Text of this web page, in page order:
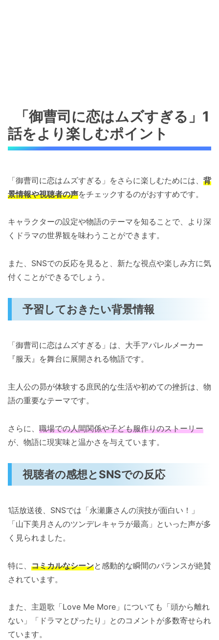
「御曹司に恋はムズすぎる」1
話をより楽しむポイント
「御曹司に恋はムズすぎる」をさらに楽しむためには、 背
景情報や視聴者の声をチェックするのがおすすめです。
キャラクターの設定や物語のテーマを知ることで、より深
くドラマの世界観を味わうことができます。
また、SNSでの反応を見ると、新たな視点や楽しみ方に気
付くことができるでしょう。
予習しておきたい背景情報
「御曹司に恋はムズすぎる」は、大手アパレルメーカー
『服天』を舞台に展開される物語です。
主人公の昴が体験する庶民的な生活や初めての挫折は、物
語の重要なテーマです。
さらに、 職場での人間関係や子ども服作りのストーリー
が、物語に現実味と温かさを与えています。
視聴者の感想とSNSでの反応
1話放送後、SNSでは「永瀬廉さんの演技が面白い！」
「山下美月さんのツンデレキャラが最高」といった声が多
く見られました。
特に、 コミカルなシーンと感動的な瞬間のバランスが絶賛
されています。
また、主題歌「Love Me More」についても「頭から離れ
ない」「ドラマとぴったり」とのコメントが多数寄せられ
ています。